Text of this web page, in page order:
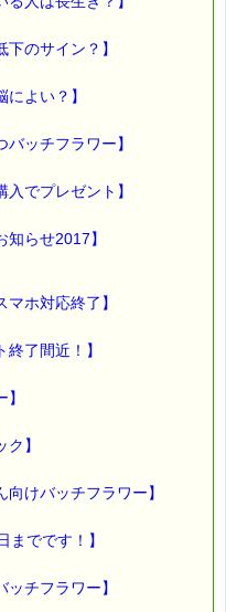
のサイン？】
よい？】
ッチフラワー】
でプレゼント】
らせ2017】
ホ対応終了】
了間近！】
】
けバッチフラワー】
でです！】
チフラワー】